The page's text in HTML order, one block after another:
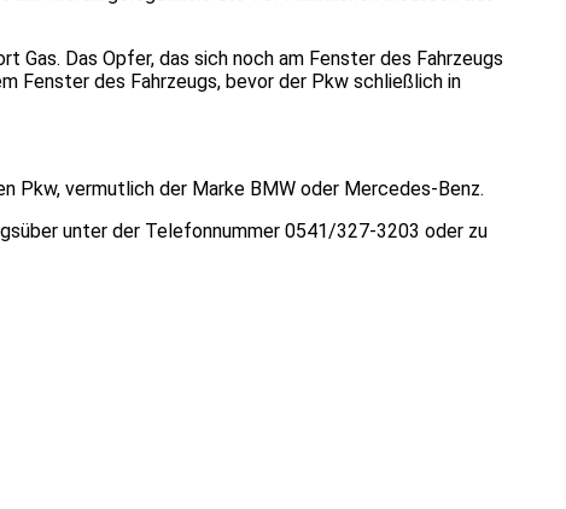
Gas. Das Opfer, das sich noch am Fenster des Fahrzeugs
Fenster des Fahrzeugs, bevor der Pkw schließlich in
Pkw, vermutlich der Marke BMW oder Mercedes-Benz.
unter der Telefonnummer 0541/327-3203 oder zu